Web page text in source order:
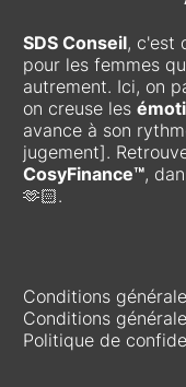
SDS Conseil, c'est
pour les femmes
autrement. Ici, on
on creuse les
avance à son
jugement].
CosyFinance™,
🫶🏻.
Conditions
Conditions
Politique de